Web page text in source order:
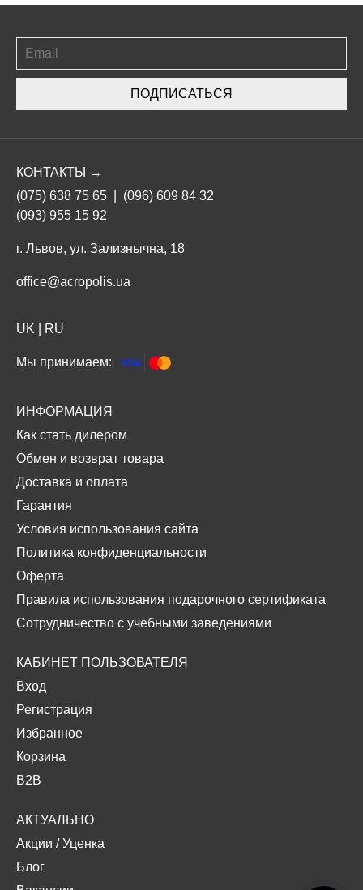
ПОДПИСАТЬСЯ
КОНТАКТЫ →
(075) 638 75 65
(096) 609 84 32
(093) 955 15 92
г. Львов, ул. Зализнычна, 18
office@acropolis.ua
UK RU
Мы принимаем:
ИНФОРМАЦИЯ
Как стать дилером
Обмен и возврат товара
Доставка и оплата
Гарантия
Условия использования сайта
Политика конфиденциальности
Оферта
Правила использования подарочного сертификата
Сотрудничество с учебными заведениями
КАБИНЕТ ПОЛЬЗОВАТЕЛЯ
Вход
Регистрация
Избранное
Корзина
B2B
АКТУАЛЬНО
Акции /Уценка
Блог